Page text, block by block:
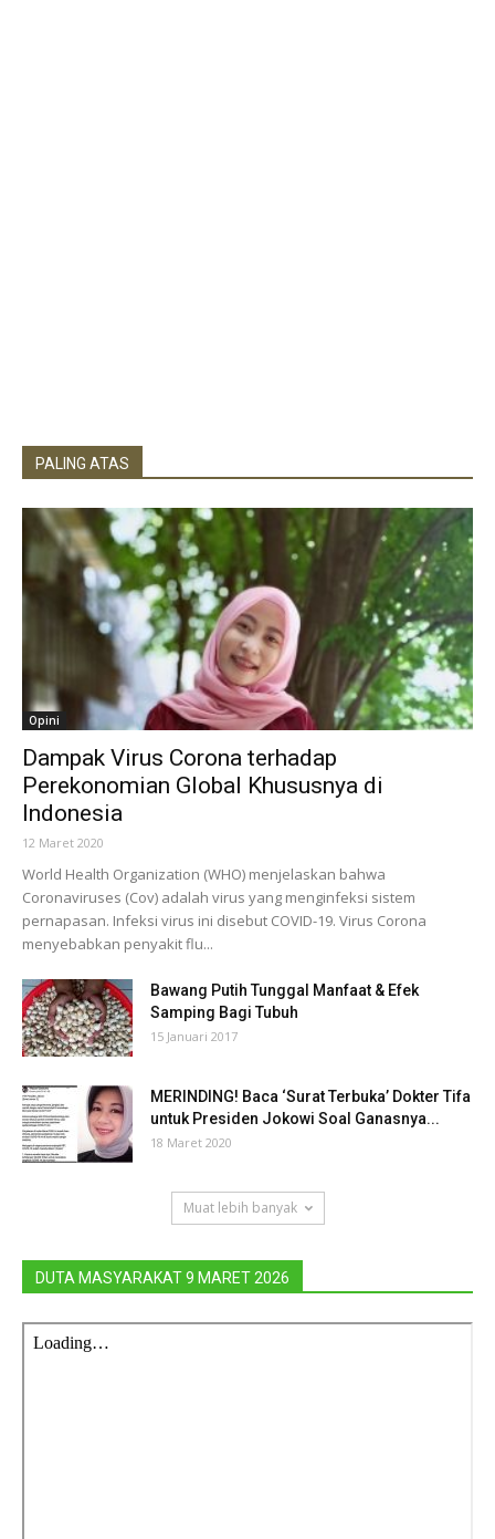
PALING ATAS
Opini
Dampak Virus Corona terhadap
Perekonomian Global Khususnya di
Indonesia
12 Maret 2020
World Health Organization (WHO) menjelaskan bahwa
Coronaviruses (Cov) adalah virus yang menginfeksi sistem
pernapasan. Infeksi virus ini disebut COVID-19. Virus Corona
menyebabkan penyakit flu...
Bawang Putih Tunggal Manfaat & Efek
Samping Bagi Tubuh
15 Januari 2017
MERINDING! Baca ‘Surat Terbuka’ Dokter Tifa
untuk Presiden Jokowi Soal Ganasnya...
18 Maret 2020
Muat lebih banyak
DUTA MASYARAKAT 9 MARET 2026